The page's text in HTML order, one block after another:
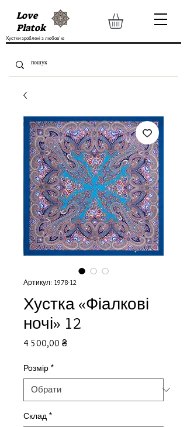
Love
Platok
Хустки зроблені з любов'ю
Артикул: 1978-12
Хустка «Фіалкові
ночі» 12
4 500,00 ₴Ціна
Розмір *
Склад *